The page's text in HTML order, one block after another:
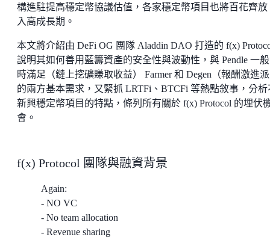
構進駐提高穩定幣協議估值，各家穩定幣項目也將百花齊放
入高成長期。
本文將介紹由 DeFi OG 團隊 Aladdin DAO 打造的 f(x)
說明其如何善用藍籌資產的安全性與波動性，與 Pendle 一
時滿足（鏈上挖礦賺取收益） Farmer 和 Degen（報酬激進
的兩方基本需求，又緊抓 LRTFi、BTCFi 等熱點敘事，分析
新興穩定幣項目的特點，條列所有關於 f(x) Protocol 的埋伏
會。
f(x) Protocol 團隊與融資背景
Again:
- NO VC
- No team allocation
- Revenue sharing